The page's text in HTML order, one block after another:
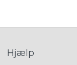
Hjælp